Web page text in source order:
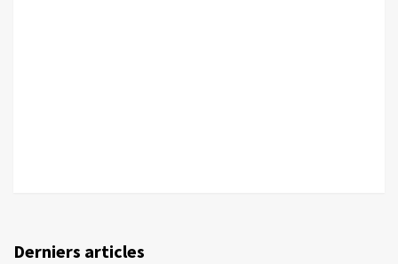
Derniers articles